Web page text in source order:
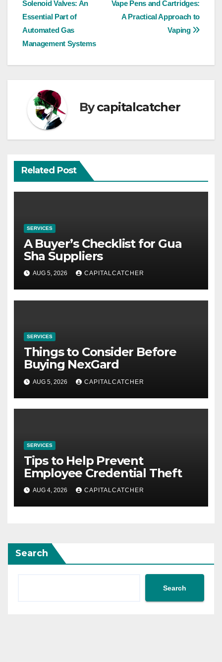
navigation
Vape Pens and Cartridges:
A Practical Approach to
Vaping
Solenoid Valves: An
Essential Part of
Automated Gas
Management Systems
Bycapitalcatcher
Related Post
SERVICES
A Buyer’s Checklist for Gua
Sha Suppliers
AUG 5, 2026 CAPITALCATCHER
SERVICES
Things to Consider Before
Buying NexGard
AUG 5, 2026 CAPITALCATCHER
SERVICES
Tips to Help Prevent
Employee Credential Theft
AUG 4, 2026 CAPITALCATCHER
Search
Search